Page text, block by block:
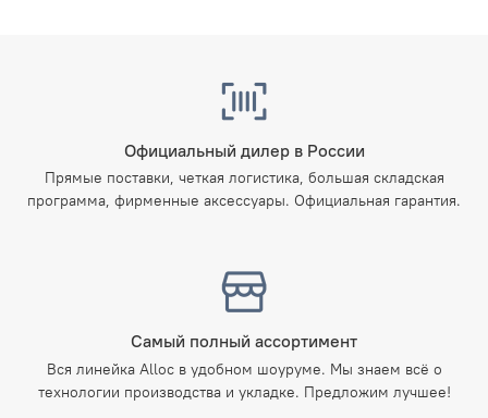
Официальный дилер в России
Прямые поставки, четкая логистика, большая складская
программа, фирменные аксессуары. Официальная гарантия.
Самый полный ассортимент
Вся линейка Alloc в удобном шоуруме. Мы знаем всё о
технологии производства и укладке. Предложим лучшее!